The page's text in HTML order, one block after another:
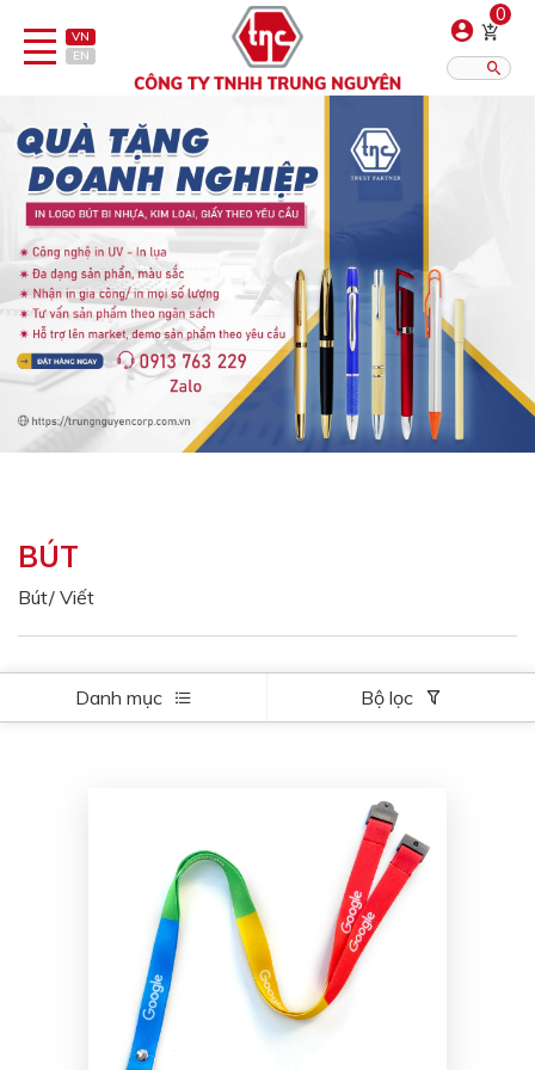
VN
EN
0
Danh sách sản phẩm
Bút
Bật lửa
Đồ sứ quà tặng
Bình/ca giữ nhiệt
Dây đeo & Phụ kiện
Màu sắc
Đỏ
Xanh ngọc
Xanh lá
Cam
Vàng
Hồng
Tím
Vàng kem
Bạc - Bạc
Xanh dương - Bạc
Xanh lá - Bạc
Xám - Bạc
Cam - Bạc
Tím - Bạc
Bạc - Xanh dương
Hiển thị?: 20
BÚT
Bút/ Viết
Danh mục Bộ lọc